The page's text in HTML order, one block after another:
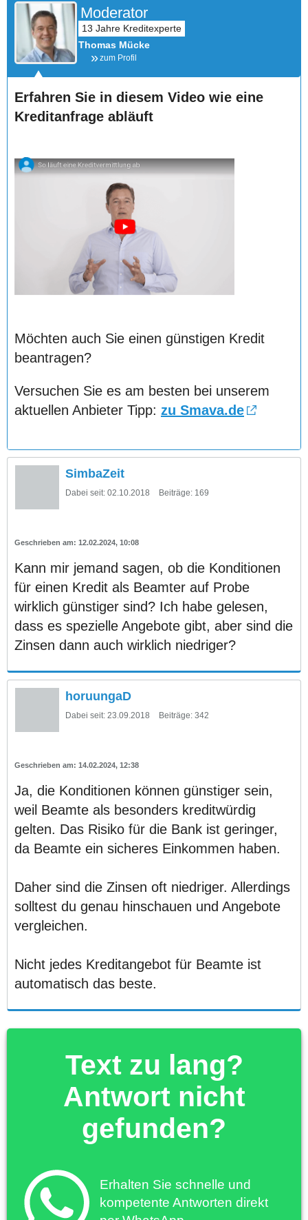
Moderator
Thomas Mücke
zum Profil
Erfahren Sie in diesem Video wie eine
Kreditanfrage abläuft
Möchten auch Sie einen günstigen Kredit
beantragen?
Versuchen Sie es am besten bei unserem
aktuellen Anbieter Tipp: zu Smava.de
SimbaZeit
Dabei seit: 02.10.2018 Beiträge: 169
12.02.2024, 10:08
Kann mir jemand sagen, ob die Konditionen
für einen Kredit als Beamter auf Probe
wirklich günstiger sind? Ich habe gelesen,
dass es spezielle Angebote gibt, aber sind die
Zinsen dann auch wirklich niedriger?
horuungaD
Dabei seit: 23.09.2018 Beiträge: 342
14.02.2024, 12:38
Ja, die Konditionen können günstiger sein,
weil Beamte als besonders kreditwürdig
gelten. Das Risiko für die Bank ist geringer,
da Beamte ein sicheres Einkommen haben.
Daher sind die Zinsen oft niedriger. Allerdings
solltest du genau hinschauen und Angebote
vergleichen.
Nicht jedes Kreditangebot für Beamte ist
automatisch das beste.
Text zu lang?
Antwort nicht
gefunden?
Erhalten Sie schnelle und
kompetente Antworten direkt